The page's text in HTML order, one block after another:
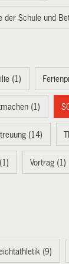
der Schule und
(1)
(1)
(14)
Vortrag (1)
(9)